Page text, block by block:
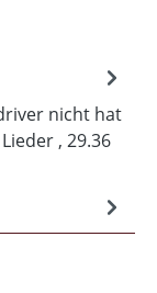
nicht hat
, 29.36